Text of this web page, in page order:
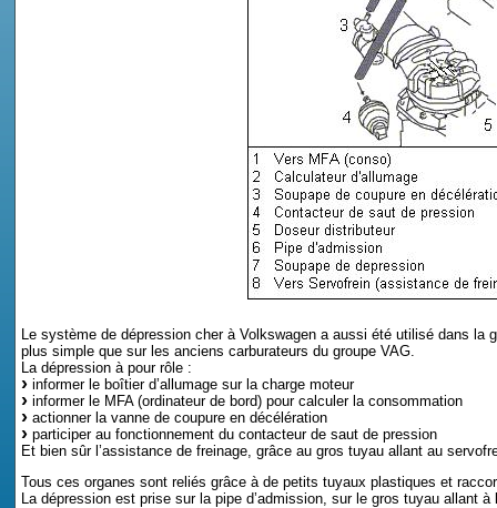
Le système de dépression cher à Volkswagen a aussi été utilisé dans la
plus simple que sur les anciens carburateurs du groupe VAG.
La dépression à pour rôle :
informer le boîtier d’allumage sur la charge moteur
informer le MFA (ordinateur de bord) pour calculer la consommation
actionner la vanne de coupure en décélération
participer au fonctionnement du contacteur de saut de pression
Et bien sûr l’assistance de freinage, grâce au gros tuyau allant au
Tous ces organes sont reliés grâce à de petits tuyaux plastiques et
La dépression est prise sur la pipe d’admission, sur le gros tuyau allant à